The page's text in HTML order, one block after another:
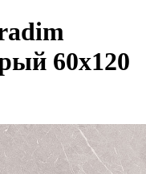
60х120